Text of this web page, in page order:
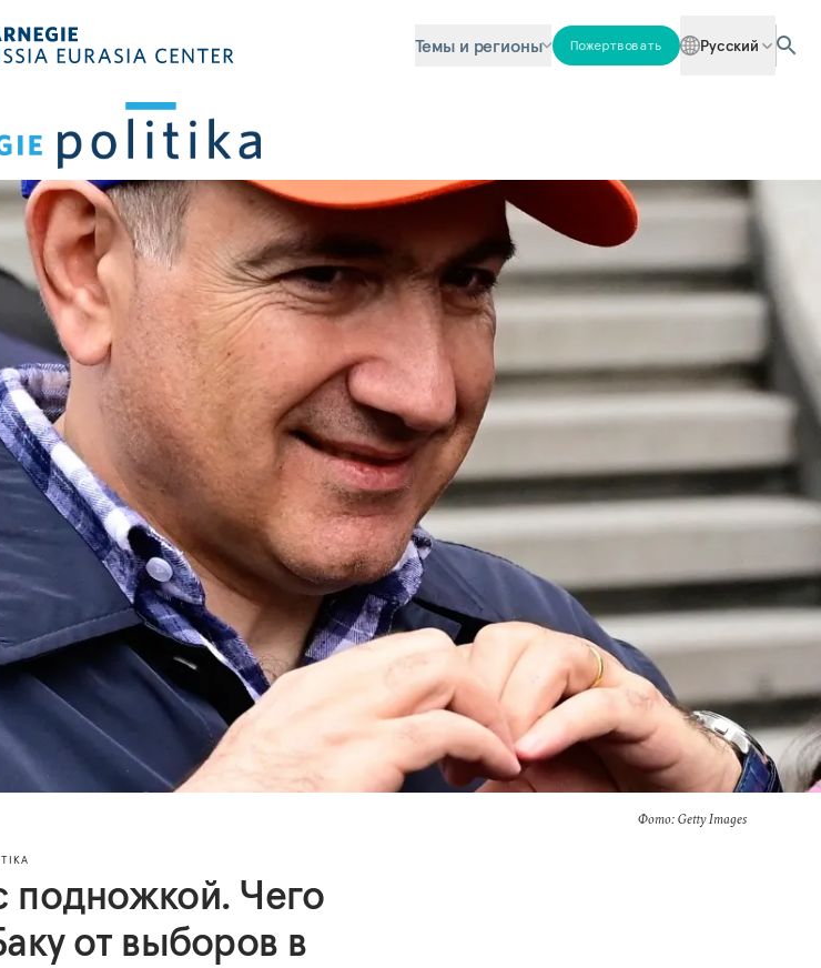
Темы и регионы Пожертвовать Русский
Фото: Getty Images
подножкой. Чего
от выборов в